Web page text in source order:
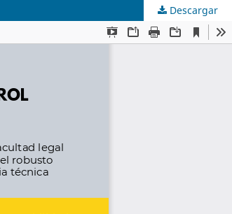
Descargar